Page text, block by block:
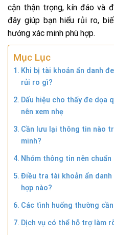
cận thận trọng, kín đáo và
đây giúp bạn hiểu rủi ro,
hướng xác minh phù hợp.
Mục Lục
Khi bị tài khoản ẩn danh
rủi ro gì?
Dấu hiệu cho thấy đe dọa
nên xem nhẹ
Cần lưu lại thông tin nào
minh?
Nhóm thông tin nên chuẩn
Điều tra tài khoản ẩn
hợp nào?
Các tình huống thường
Dịch vụ có thể hỗ trợ làm